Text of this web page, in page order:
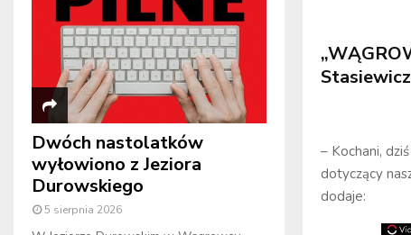
– Kochani,
dotyczący
dodaje:
Dwóch nastolatków
wyłowiono z Jeziora
Durowskiego
5 sierpnia 2026